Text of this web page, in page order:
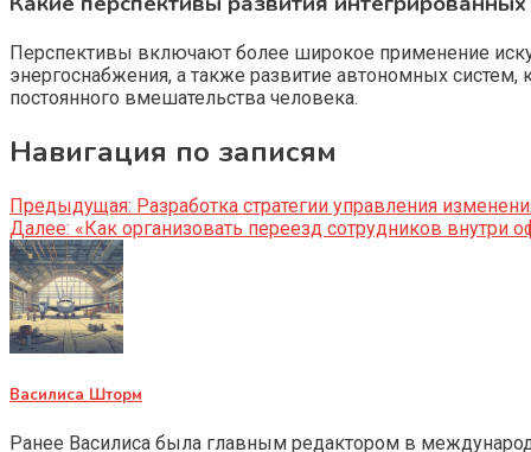
Перспективы включают более широкое применение
энергоснабжения, а также развитие автономных
постоянного вмешательства человека.
Навигация по записям
Предыдущая: Разработка стратегии управления
Далее: «Как организовать переезд сотрудников внутри
Василиса Шторм
Ранее Василиса была главным редактором в